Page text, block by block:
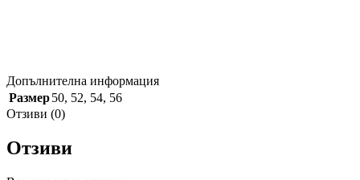
Допълнителна информация
Размер50, 52, 54, 56
Отзиви (0)
Отзиви